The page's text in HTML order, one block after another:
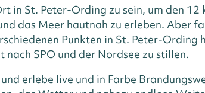
in St. Peter-Ording zu sein, um den
das Meer hautnah zu erleben. Aber
Punkten in St. Peter-
nach SPO und der Nordsee zu stillen.
erlebe live und in Farbe